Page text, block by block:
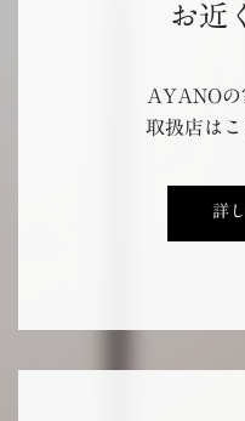
お近
AYANOの
取扱店はこ
詳